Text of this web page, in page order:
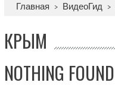
Главная > ВидеоГид >
КРЫМ
NOTHING FOUND